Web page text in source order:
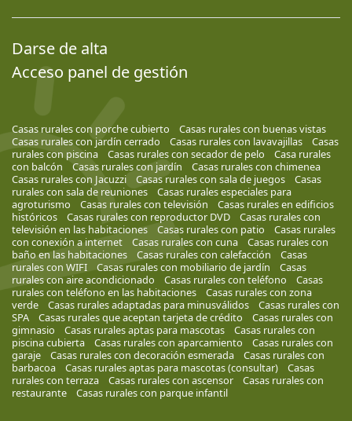
Darse de alta
Acceso panel de gestión
Casas rurales con porche cubierto
Casas rurales con buenas vistas
Casas rurales con jardín cerrado
Casas rurales con lavavajillas
Casas
rurales con piscina
Casas rurales con secador de pelo
Casa rurales
con balcón
Casas rurales con jardín
Casas rurales con chimenea
Casas rurales con Jacuzzi
Casas rurales con sala de juegos
Casas
rurales con sala de reuniones
Casas rurales especiales para
agroturismo
Casas rurales con televisión
Casas rurales en edificios
históricos
Casas rurales con reproductor DVD
Casas rurales con
televisión en las habitaciones
Casas rurales con patio
Casas rurales
con conexión a internet
Casas rurales con cuna
Casas rurales con
baño en las habitaciones
Casas rurales con calefacción
Casas
rurales con WIFI
Casas rurales con mobiliario de jardín
Casas
rurales con aire acondicionado
Casas rurales con teléfono
Casas
rurales con teléfono en las habitaciones
Casas rurales con zona
verde
Casas rurales adaptadas para minusválidos
Casas rurales con
SPA
Casas rurales que aceptan tarjeta de crédito
Casas rurales con
gimnasio
Casas rurales aptas para mascotas
Casas rurales con
piscina cubierta
Casas rurales con aparcamiento
Casas rurales con
garaje
Casas rurales con decoración esmerada
Casas rurales con
barbacoa
Casas rurales aptas para mascotas (consultar)
Casas
rurales con terraza
Casas rurales con ascensor
Casas rurales con
restaurante
Casas rurales con parque infantil